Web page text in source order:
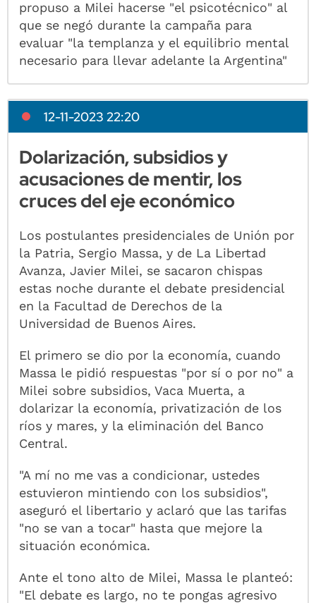
propuso a Milei hacerse "el psicotécnico" al
que se negó durante la campaña para
evaluar "la templanza y el equilibrio mental
necesario para llevar adelante la Argentina"
12-11-2023 22:20
Dolarización, subsidios y
acusaciones de mentir, los
cruces del eje económico
Los postulantes presidenciales de Unión por
la Patria, Sergio Massa, y de La Libertad
Avanza, Javier Milei, se sacaron chispas
estas noche durante el debate presidencial
en la Facultad de Derechos de la
Universidad de Buenos Aires.
El primero se dio por la economía, cuando
Massa le pidió respuestas "por sí o por no" a
Milei sobre subsidios, Vaca Muerta, a
dolarizar la economía, privatización de los
ríos y mares, y la eliminación del Banco
Central.
"A mí no me vas a condicionar, ustedes
estuvieron mintiendo con los subsidios",
aseguró el libertario y aclaró que las tarifas
"no se van a tocar" hasta que mejore la
situación económica.
Ante el tono alto de Milei, Massa le planteó:
"El debate es largo, no te pongas agresivo